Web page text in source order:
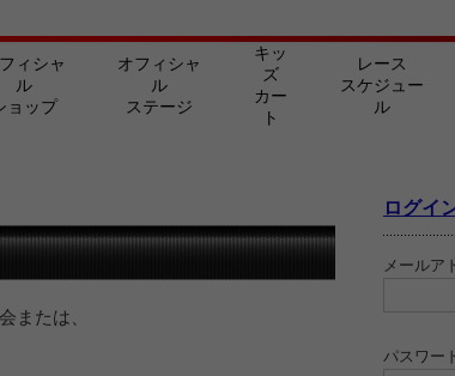
ィシャ
ル
ョップ
オフィシャ
ル
ステージ
キッ
ズ
カー
ト
レース
スケジュー
ル
または、
ログイ
メールア
パスワー